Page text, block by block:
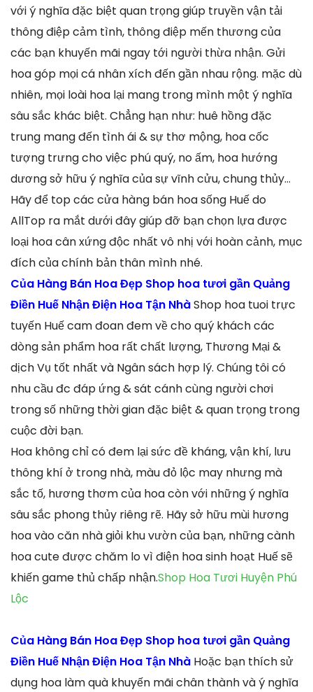
với ý nghĩa đặc biệt quan trọng giúp truyền vận tải
thông điệp cảm tình, thông điệp mến thương của
các bạn khuyến mãi ngay tới người thừa nhận. Gửi
hoa góp mọi cá nhân xích đến gần nhau rộng. mặc dù
nhiên, mọi loài hoa lại mang trong mình một ý nghĩa
sâu sắc khác biệt. Chẳng hạn như: huê hồng đặc
trung mang đến tình ái & sự thơ mộng, hoa cốc
tượng trưng cho việc phú quý, no ấm, hoa hướng
dương sở hữu ý nghĩa của sự vĩnh cửu, chung thủy…
Hãy để top các cửa hàng bán hoa sống Huế do
AllTop ra mắt dưới đây giúp đỡ bạn chọn lựa được
loại hoa cân xứng độc nhất vô nhị với hoàn cảnh, mục
đích của chính bản thân mình nhé.
Của Hàng Bán Hoa Đẹp Shop hoa tươi gần Quảng
Điền Huế Nhận Điện Hoa Tận NhàShop hoa tuoi trực
tuyến Huế cam đoan đem về cho quý khách các
dòng sản phẩm hoa rất chất lượng, Thương Mại &
dịch Vụ tốt nhất và Ngân sách hợp lý. Chúng tôi có
nhu cầu đc đáp ứng & sát cánh cùng người chơi
trong số những thời gian đặc biệt & quan trọng trong
cuộc đời bạn.
Hoa không chỉ có đem lại sức đề kháng, vận khí, lưu
thông khí ở trong nhà, màu đỏ lộc may nhưng mà
sắc tố, hương thơm của hoa còn với những ý nghĩa
sâu sắc phong thủy riêng rẽ. Hãy sở hữu mùi hương
hoa vào căn nhà giỏi khu vườn của bạn, những cành
hoa cute được chăm lo vì điện hoa sinh hoạt Huế sẽ
khiến game thủ chấp nhận.Shop Hoa Tươi Huyện Phú
Lộc
Của Hàng Bán Hoa Đẹp Shop hoa tươi gần Quảng
Điền Huế Nhận Điện Hoa Tận Nhà Hoặc bạn thích sử
dụng hoa làm quà khuyến mãi chân thành và ý nghĩa